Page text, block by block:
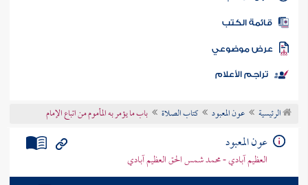
المكتبة
الكتب
موضوعي
تراجم الأعلام
الرئيسية عون المعبود كتاب الصلاة باب ما يؤمر به المأموم من اتباع الإمام
عون المعبود
العظيم آبادي - محمد شمس الحق العظيم آبادي